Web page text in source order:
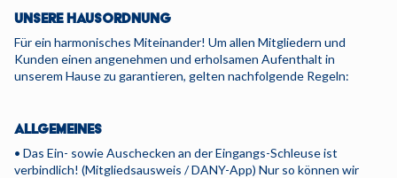
UNSERE HAUSORDNUNG
Für ein harmonisches Miteinander! Um allen Mitgliedern und
Kunden einen angenehmen und erholsamen Aufenthalt in
unserem Hause zu garantieren, gelten nachfolgende Regeln:
ALLGEMEINES
• Das Ein- sowie Auschecken an der Eingangs-Schleuse ist
verbindlich! (Mitgliedsausweis / DANY-App) Nur so können wir